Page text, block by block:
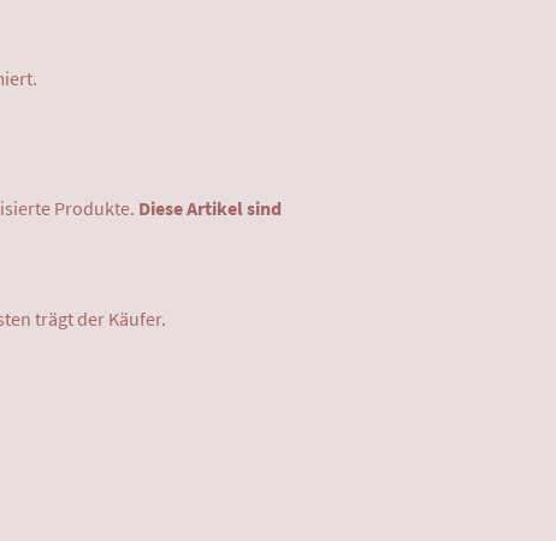
Produkte. Diese Artikel sind
trägt der Käufer.